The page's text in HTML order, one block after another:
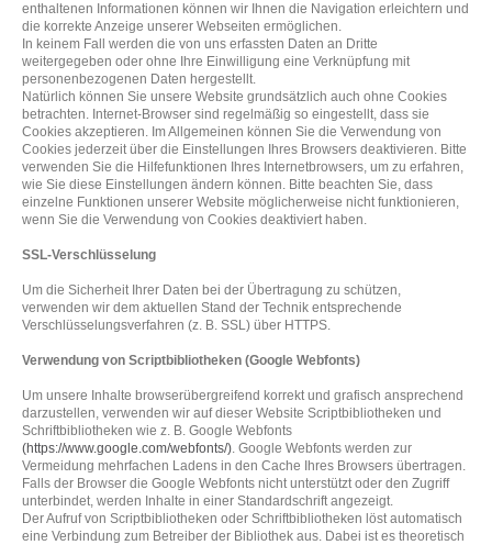
enthaltenen Informationen können wir Ihnen die Navigation erleichtern und
die korrekte Anzeige unserer Webseiten ermöglichen.
In keinem Fall werden die von uns erfassten Daten an Dritte
weitergegeben oder ohne Ihre Einwilligung eine Verknüpfung mit
personenbezogenen Daten hergestellt.
Natürlich können Sie unsere Website grundsätzlich auch ohne Cookies
betrachten. Internet-Browser sind regelmäßig so eingestellt, dass sie
Cookies akzeptieren. Im Allgemeinen können Sie die Verwendung von
Cookies jederzeit über die Einstellungen Ihres Browsers deaktivieren. Bitte
verwenden Sie die Hilfefunktionen Ihres Internetbrowsers, um zu erfahren,
wie Sie diese Einstellungen ändern können. Bitte beachten Sie, dass
einzelne Funktionen unserer Website möglicherweise nicht funktionieren,
wenn Sie die Verwendung von Cookies deaktiviert haben.
SSL-Verschlüsselung
Um die Sicherheit Ihrer Daten bei der Übertragung zu schützen,
verwenden wir dem aktuellen Stand der Technik entsprechende
Verschlüsselungsverfahren (z. B. SSL) über HTTPS.
Verwendung von Scriptbibliotheken (Google Webfonts)
Um unsere Inhalte browserübergreifend korrekt und grafisch ansprechend
darzustellen, verwenden wir auf dieser Website Scriptbibliotheken und
Schriftbibliotheken wie z. B. Google Webfonts
(https://www.google.com/webfonts/). Google Webfonts werden zur
Vermeidung mehrfachen Ladens in den Cache Ihres Browsers übertragen.
Falls der Browser die Google Webfonts nicht unterstützt oder den Zugriff
unterbindet, werden Inhalte in einer Standardschrift angezeigt.
Der Aufruf von Scriptbibliotheken oder Schriftbibliotheken löst automatisch
eine Verbindung zum Betreiber der Bibliothek aus. Dabei ist es theoretisch